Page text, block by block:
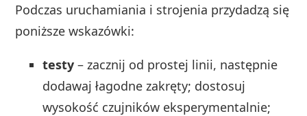
Podczas uruchamiania i strojenia przydadzą się
poniższe wskazówki:
testy – zacznij od prostej linii, następnie
dodawaj łagodne zakręty; dostosuj
wysokość czujników eksperymentalnie;